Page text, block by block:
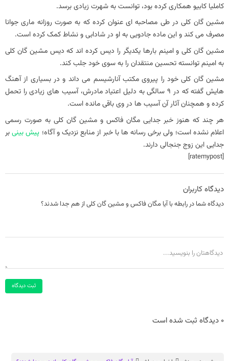
کاملیا کابیو همکاری کرده بود، توانست به شهرت زیادی برسد.
مشین گان کلی در طی مصاحبه ای عنوان کرده که به صورت روزانه ماری جوانا
مصرف می کند و این ماده جادویی به او در شادابی و نشاط کمک کرده است.
مشین گان کلی و امینم بارها یکدیگر را دیس کرده اند که دیس مشین گان کلی
به امینم توانسته تحسین منتقدان را به سوی خود جلب کند.
مشین گان کلی خود را پیروی مکتب آنارشیسم می داند و در بسیاری از آهنگ
هایش گفته که در 9 سالگی به دلیل اعتیاد مادرش، آسیب های زیادی را تحمل
کرده و همچنان آثار آن آسیب ها در وی باقی مانده است.
هر چند که هنوز خبر جدایی مگان فاکس و مشین گان کلی به صورت رسمی
اعلام نشده است؛ ولی برخی رسانه ها با خبر از منابع نزدیک و آگاه؛ پیش بینیبر
جدایی این زوج جنجالی دارند.
[ratemypost]
دیدگاه کاربران
دیدگاه شما در رابطه با آیا مگان فاکس و مشین گان کلی از هم جدا شدند؟
ثبت دیدگاه
0 دیدگاه ثبت شده است